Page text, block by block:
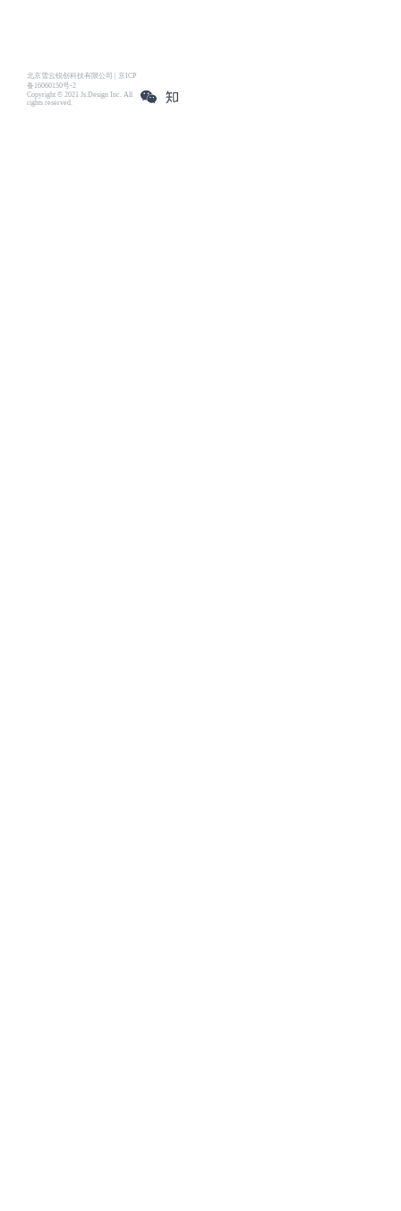
北京雪云锐创科技有限公司 | 京ICP
备16060150号-2
Copyright © 2021 Js.Design Inc. All
rights reserved.